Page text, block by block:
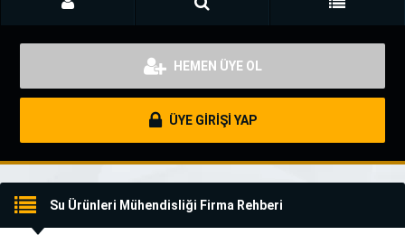
HEMEN ÜYE OL
ÜYE GİRİŞİ YAP
Su Ürünleri Mühendisliği Firma Rehberi